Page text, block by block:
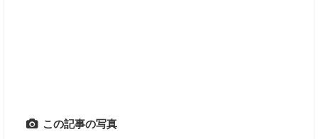
この記事の写真